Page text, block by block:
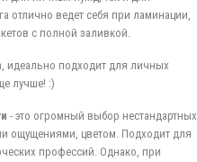
отлично ведет себя при ламинации,
с полной заливкой.
идеально подходит для личных
лучше! :)
- это огромный выбор нестандартных
ощущениями, цветом. Подходит для
профессий. Однако, при